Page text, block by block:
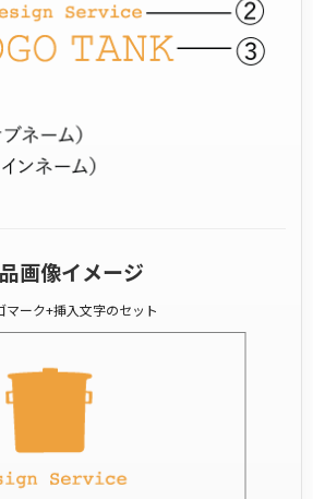
画像イメージ
マーク+挿入文字のセット